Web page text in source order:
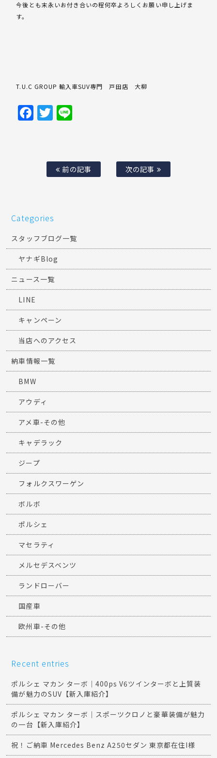
今後とも末永いお付き合いの程何卒よろしくお願い申し上げま
す。
T.U.C GROUP 輸入車SUV専門 戸田店 大柳
Facebook
Twitter
前の記事 次の記事
Categories
スタッフブログ一覧
ヤナギBlog
ニュース一覧
LINE
キャンペーン
当店へのアクセス
納車情報一覧
BMW
アウディ
アメ車-その他
キャデラック
ジープ
フォルクスワーゲン
ボルボ
ポルシェ
マセラティ
メルセデスベンツ
ランドローバー
国産車
欧州車-その他
Recent entries
ポルシェ マカン ターボ｜400ps V6ツインターボと上質装
備が魅力のSUV【新入庫紹介】
ポルシェ マカン ターボ｜スポーツクロノと豪華装備が魅力
の一台【新入庫紹介】
祝！ご納車 Mercedes Benz A250セダン 東京都在住I様